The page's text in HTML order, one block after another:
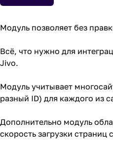
Модуль позволяет без
Всё, что нужно для
Jivo.
Модуль учитывает
разный ID) для каждого из
Дополнительно модуль
скорость загрузки